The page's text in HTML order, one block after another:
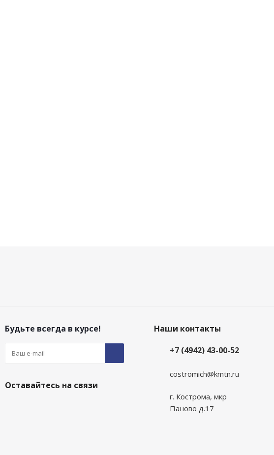
Будьте всегда в курсе!
Оставайтесь на связи
Наши контакты
+7 (4942) 43-00-52
costromich@kmtn.ru
г. Кострома, мкр
Паново д.17